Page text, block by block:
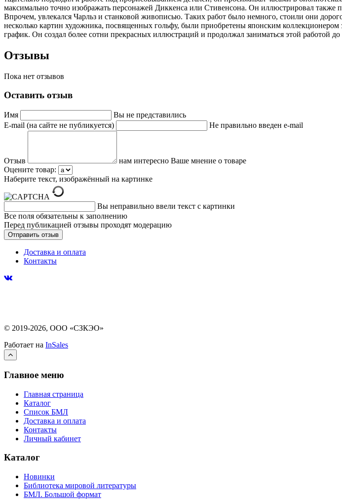
максимально точно изображать персонажей Диккенса или Стивенсона. Он иллюстрировал
Впрочем, увлекался Чарльз и станковой живописью. Таких работ было немного, стоили они
несколько картин художника, посвященных гольфу, были приобретены японским
график. Он создал более сотни прекрасных иллюстраций и продолжал заниматься этой работой
Отзывы
Пока нет отзывов
Оставить отзыв
Имя
Вы не представились
E-mail (на сайте не публикуется)
Не правильно введен e-mail
Отзыв
нам интересно Ваше мнение о товаре
Оцените товар:
Наберите текст, изображённый на картинке
Вы неправильно ввели текст с картинки
Все поля обязательны к заполнению
Перед публикацией отзывы проходят модерацию
Доставка и оплата
Контакты
© 2019-2026, ООО «СЗКЭО»
Работает на InSales
Главное меню
Главная страница
Каталог
Список БМЛ
Доставка и оплата
Контакты
Личный кабинет
Каталог
Новинки
Библиотека мировой литературы
БМЛ. Большой формат